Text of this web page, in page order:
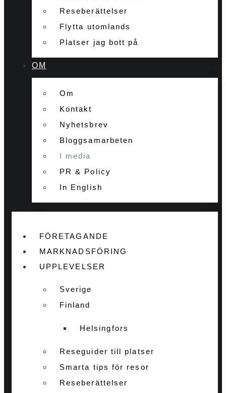
Reseberättelser
Flytta utomlands
Platser jag bott på
OM
Om
Kontakt
Nyhetsbrev
Bloggsamarbeten
I media
PR & Policy
In English
FÖRETAGANDE
MARKNADSFÖRING
UPPLEVELSER
Sverige
Finland
Helsingfors
Reseguider till platser
Smarta tips för resor
Reseberättelser